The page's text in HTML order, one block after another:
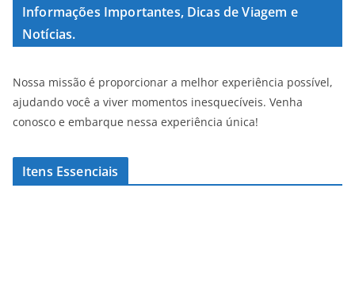
Informações Importantes, Dicas de Viagem e
Notícias.
Nossa missão é proporcionar a melhor experiência possível,
ajudando você a viver momentos inesquecíveis. Venha
conosco e embarque nessa experiência única!
Itens Essenciais